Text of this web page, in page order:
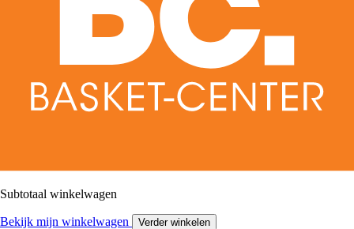
Subtotaal winkelwagen
Bekijk mijn winkelwagen Verder winkelen